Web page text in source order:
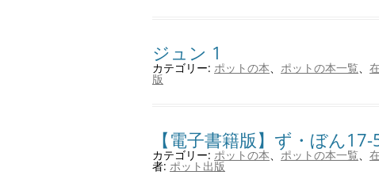
ジュン 1
カテゴリー: ポットの本、 ポットの本一覧、
版
【電子書籍版】ず・ぼん
カテゴリー: ポットの本、ポットの本一覧、
者:ポット出版